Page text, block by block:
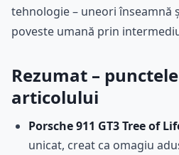
tehnologie – uneori înseamnă
poveste umană prin
Rezumat –
articolului
Porsche 911 GT3 Tree of
unicat, creat ca omagiu